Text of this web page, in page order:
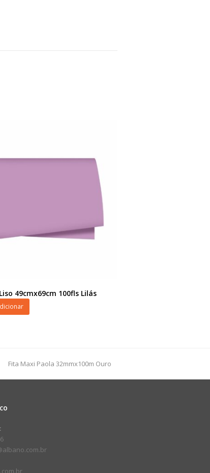
49cmx69cm 100fls Lilás
next
Fita Maxi Paola 32mmx100m Ouro